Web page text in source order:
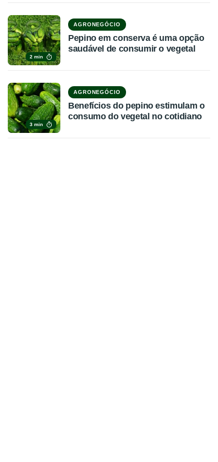
2 min
AGRONEGÓCIO
Pepino em conserva é uma opção
saudável de consumir o vegetal
3 min
AGRONEGÓCIO
Benefícios do pepino estimulam o
consumo do vegetal no cotidiano